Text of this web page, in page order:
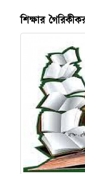
শিক্ষার